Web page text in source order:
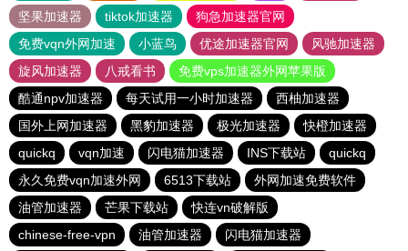
坚果加速器
tiktok加速器
狗急加速器官网
免费vqn外网加速
小蓝鸟 优途加速器官网
风驰加速器
旋风加速器
八戒看书
免费vps加速器外网苹果版
酷通npv加速器
每天试用一小时加速器
西柚加速器
国外上网加速器
黑豹加速器 极光加速器
快橙加速器
quickq
vqn加速 闪电猫加速器 INS下载站
quickq
永久免费vqn加速外网
6513下载站
外网加速免费软件
油管加速器
芒果下载站
快连vn破解版
chinese-free-vpn
油管加速器 闪电猫加速器